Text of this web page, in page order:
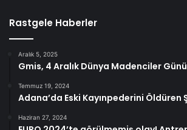
Rastgele Haberler
Aralık 5, 2025
Gmis, 4 Aralık Dünya Madenciler
Temmuz 19, 2024
Adana’da Eski Kayınpederini Öldüren
Haziran 27, 2024